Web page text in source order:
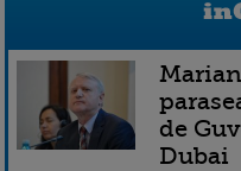
de
Dubai